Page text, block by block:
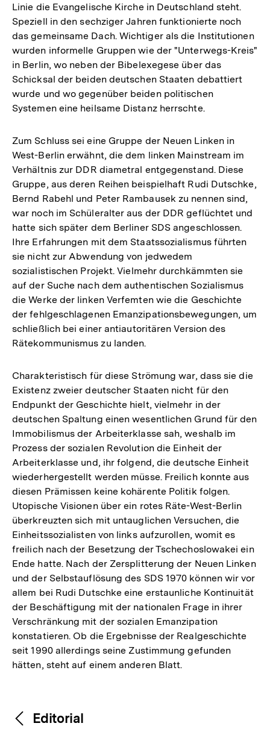
Linie die Evangelische Kirche in Deutschland steht.
Speziell in den sechziger Jahren funktionierte noch
das gemeinsame Dach. Wichtiger als die Institutionen
wurden informelle Gruppen wie der "Unterwegs-Kreis"
in Berlin, wo neben der Bibelexegese über das
Schicksal der beiden deutschen Staaten debattiert
wurde und wo gegenüber beiden politischen
Systemen eine heilsame Distanz herrschte.
Zum Schluss sei eine Gruppe der Neuen Linken in
West-Berlin erwähnt, die dem linken Mainstream im
Verhältnis zur DDR diametral entgegenstand. Diese
Gruppe, aus deren Reihen beispielhaft Rudi Dutschke,
Bernd Rabehl und Peter Rambausek zu nennen sind,
war noch im Schüleralter aus der DDR geflüchtet und
hatte sich später dem Berliner SDS angeschlossen.
Ihre Erfahrungen mit dem Staatssozialismus führten
sie nicht zur Abwendung von jedwedem
sozialistischen Projekt. Vielmehr durchkämmten sie
auf der Suche nach dem authentischen Sozialismus
die Werke der linken Verfemten wie die Geschichte
der fehlgeschlagenen Emanzipationsbewegungen, um
schließlich bei einer antiautoritären Version des
Rätekommunismus zu landen.
Charakteristisch für diese Strömung war, dass sie die
Existenz zweier deutscher Staaten nicht für den
Endpunkt der Geschichte hielt, vielmehr in der
deutschen Spaltung einen wesentlichen Grund für den
Immobilismus der Arbeiterklasse sah, weshalb im
Prozess der sozialen Revolution die Einheit der
Arbeiterklasse und, ihr folgend, die deutsche Einheit
wiederhergestellt werden müsse. Freilich konnte aus
diesen Prämissen keine kohärente Politik folgen.
Utopische Visionen über ein rotes Räte-West-Berlin
überkreuzten sich mit untauglichen Versuchen, die
Einheitssozialisten von links aufzurollen, womit es
freilich nach der Besetzung der Tschechoslowakei ein
Ende hatte. Nach der Zersplitterung der Neuen Linken
und der Selbstauflösung des SDS 1970 können wir vor
allem bei Rudi Dutschke eine erstaunliche Kontinuität
der Beschäftigung mit der nationalen Frage in ihrer
Verschränkung mit der sozialen Emanzipation
konstatieren. Ob die Ergebnisse der Realgeschichte
seit 1990 allerdings seine Zustimmung gefunden
hätten, steht auf einem anderen Blatt.
Inhaltsnavigation
Inhaltsnavigation
Editorial